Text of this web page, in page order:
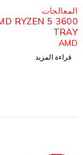
مُباع
المعالجات
RYZEN 5 3600
TRAY
AMD
قراءة المزيد